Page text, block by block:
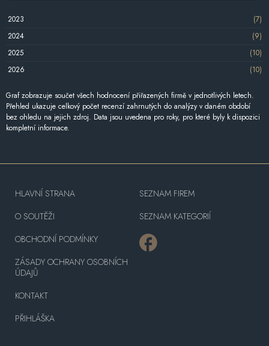
2023
(7)
2024
(9)
2025
(10)
2026
(10)
Graf zobrazuje součet všech hodnocení přiřazených firmě v jednotlivých letech.
Přehled ukazuje celkový počet recenzí zahrnutých do analýzy v daném období
bez ohledu na jejich zdroj. Data jsou uvedena pro roky, pro které byly k dispozici
kompletní informace.
HLAVNÍ STRANA
O SOUTĚŽI
OBCHODNÍ PODMÍNKY
ZÁSADY OCHRANY OSOBNÍCH
ÚDAJŮ
KONTAKT
PŘIHLÁŠKA
SEZNAM FIREM
SEZNAM KATEGORIÍ